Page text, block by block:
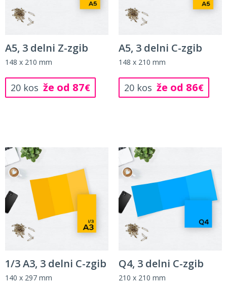
A5, 3 delni Z-zgib
148 x 210 mm
20 kos že od 87€
A5, 3 delni C-zgib
148 x 210 mm
20 kos že od 86€
1/3 A3, 3 delni C-zgib
140 x 297 mm
Q4, 3 delni C-zgib
210 x 210 mm